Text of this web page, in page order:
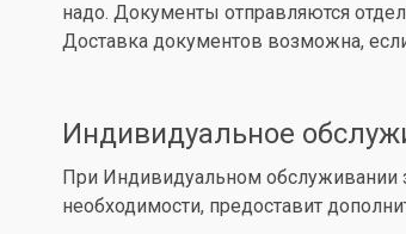
надо. Документы отправляются
Доставка документов возможна,
Индивидуальное
При Индивидуальном обслуживании
необходимости, предоставит